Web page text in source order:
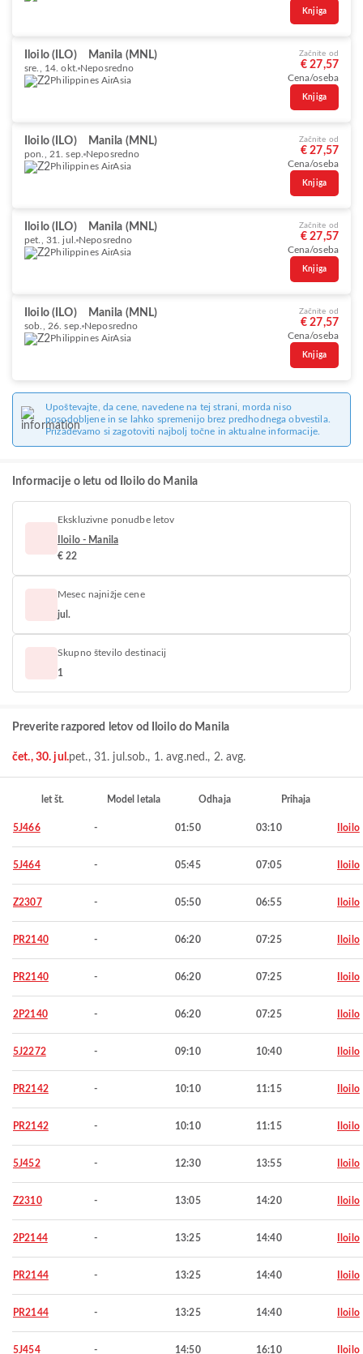
Knjiga
Iloilo (ILO) Manila (MNL)
sre., 14. okt. Neposredno
Philippines AirAsia
Začnite od
€ 27,57
Cena/oseba
Knjiga
Iloilo (ILO) Manila (MNL)
pon., 21. sep. Neposredno
Philippines AirAsia
Začnite od
€ 27,57
Cena/oseba
Knjiga
Iloilo (ILO) Manila (MNL)
pet., 31. jul.
Neposredno
Philippines AirAsia
Začnite od
€ 27,57
Cena/oseba
Knjiga
Iloilo (ILO) Manila (MNL)
sob., 26. sep. Neposredno
Philippines AirAsia
Začnite od
€ 27,57
Cena/oseba
Knjiga
Upoštevajte, da cene, navedene na tej strani, morda niso
posodobljene in se lahko spremenijo brez predhodnega obvestila.
Prizadevamo si zagotoviti najbolj točne in aktualne informacije.
Informacije o letu od Iloilo do Manila
Ekskluzivne ponudbe letov
Iloilo - Manila
€ 22
Mesec najnižje cene
jul.
Skupno število destinacij
1
Preverite razpored letov od Iloilo do Manila
čet., 30. jul.pet., 31. jul.sob., 1. avg.ned., 2. avg.
let št. Model letala Odhaja Prihaja
5J466 - 01:50 03:10 Iloilo
5J464 - 05:45 07:05 Iloilo
Z2307 - 05:50 06:55 Iloilo
PR2140 - 06:20 07:25 Iloilo
PR2140 - 06:20 07:25 Iloilo
2P2140 - 06:20 07:25 Iloilo
5J2272 - 09:10 10:40 Iloilo
PR2142 - 10:10 11:15 Iloilo
PR2142 - 10:10 11:15 Iloilo
5J452 - 12:30 13:55 Iloilo
Z2310 - 13:05 14:20 Iloilo
2P2144 - 13:25 14:40 Iloilo
PR2144 - 13:25 14:40 Iloilo
PR2144 - 13:25 14:40 Iloilo
5J454 - 14:50 16:10 Iloilo